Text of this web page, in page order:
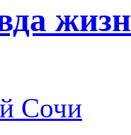
Сочи